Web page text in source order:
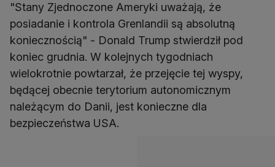
"Stany Zjednoczone Ameryki uważają, że
posiadanie i kontrola Grenlandii są absolutną
koniecznością" - Donald Trump stwierdził pod
koniec grudnia. W kolejnych tygodniach
wielokrotnie powtarzał, że przejęcie tej wyspy,
będącej obecnie terytorium autonomicznym
należącym do Danii, jest konieczne dla
bezpieczeństwa USA.